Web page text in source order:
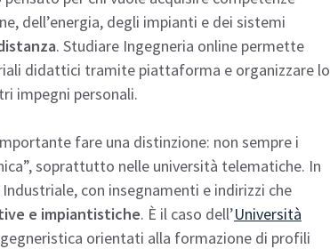
dell’energia, degli impianti e dei sistemi
. Studiare Ingegneria online permette
didattici tramite piattaforma e organizzare lo
impegni personali.
fare una distinzione: non sempre i
soprattutto nelle università telematiche. In
con insegnamenti e indirizzi che
e impiantistiche. È il caso dell’Università
orientati alla formazione di profili